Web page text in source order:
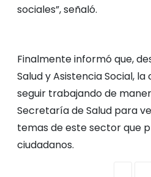
sociales”, señaló.
Finalmente informó que,
Salud y Asistencia Social,
seguir trabajando de
Secretaría de Salud para
temas de este sector que
ciudadanos.